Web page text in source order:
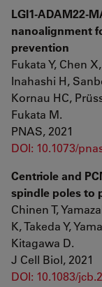
LGI1-ADAM22-
nanoalignment
prevention
Fukata Y, Chen
Inahashi H,
Kornau HC,
Fukata M.
PNAS, 2021
DOI: 10.1073/
Centriole and
spindle poles to
Chinen T,
K, Takeda Y,
Kitagawa D.
J Cell Biol, 2021
DOI: 10.1083/